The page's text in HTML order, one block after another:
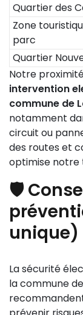
Quartier des
Zone
parc
Quartier
Notre
intervention
commune de
notamment
circuit ou
des routes et
optimise notre
🛡️
unique)
La sécurité
la commune